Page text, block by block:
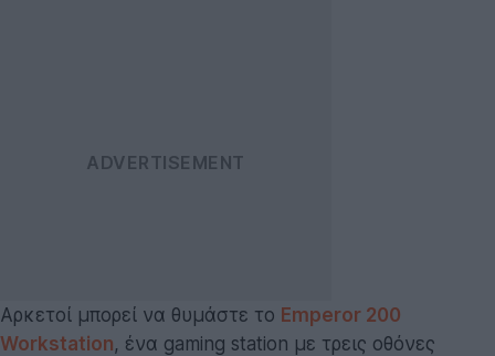
Αρκετοί μπορεί να θυμάστε το Emperor 200
Workstation, ένα gaming station με τρεις οθόνες